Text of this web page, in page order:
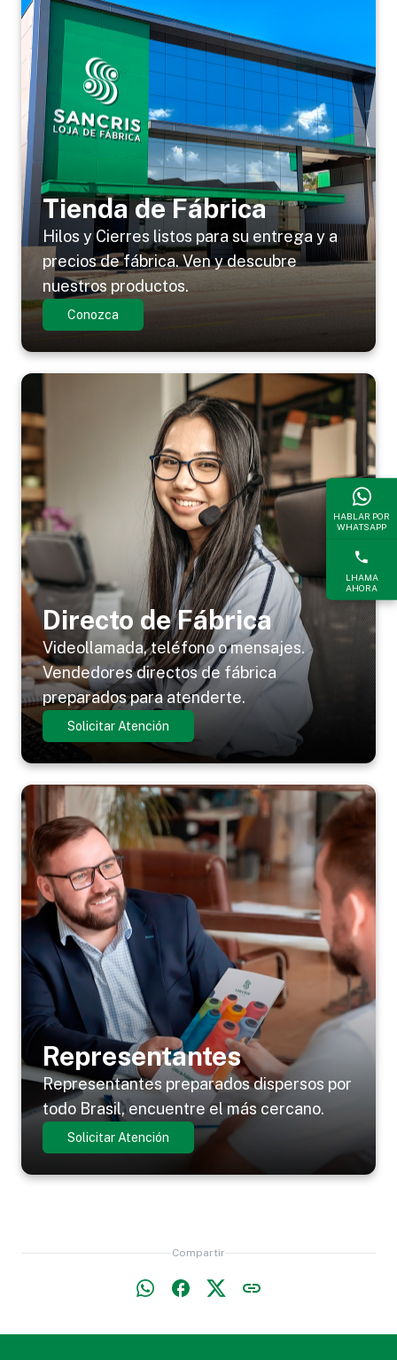
Tienda de Fábrica
Hilos y Cierres listos para su entrega y a
precios de fábrica. Ven y descubre
nuestros productos.
Conozca
Directo de Fábrica
Videollamada, teléfono o mensajes.
Vendedores directos de fábrica
preparados para atenderte.
Solicitar Atención
Representantes
Representantes preparados dispersos por
todo Brasil, encuentre el más cercano.
Solicitar Atención
Compartir
HABLAR POR
WHATSAPP
LHAMA
AHORA